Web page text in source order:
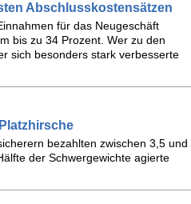
Abschlusskostensätzen
für das Neugeschäft
bis zu 34 Prozent. Wer zu den
sich besonders stark verbesserte
bezahlten zwischen 3,5 und
der Schwergewichte agierte